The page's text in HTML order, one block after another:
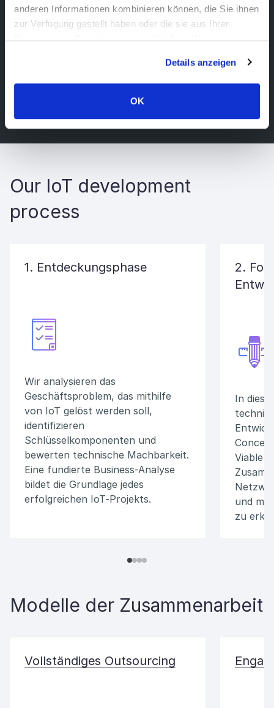
anderen Informationen kombinieren können, die Sie ihnen
zur Verfügung gestellt haben oder die sie aus Ihrer
Nutzung ihrer Dienste gesammelt haben. Weitere
Details anzeigen
OK
Cloud-Infrastruktur
End-User-Apps und UI/UX
Our IoT development
process
1. Entdeckungsphase
Wir analysieren das
Geschäftsproblem, das mithilfe
von IoT gelöst werden soll,
identifizieren
Schlüsselkomponenten und
bewerten technische Machbarkeit.
Eine fundierte Business-Analyse
bildet die Grundlage jedes
erfolgreichen IoT-Projekts.
2.
In
Viable
und
zu
Modelle der Zusammenarbeit
Vollständiges Outsourcing